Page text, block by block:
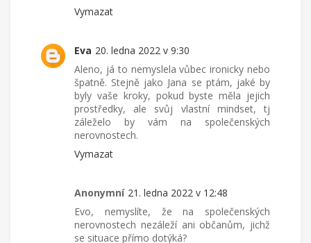
Vymazat
Eva 20. ledna 2022 v 9:30
Aleno, já to nemyslela vůbec ironicky nebo
špatně. Stejně jako Jana se ptám, jaké by
byly vaše kroky, pokud byste měla jejich
prostředky, ale svůj vlastní mindset, tj
záleželo by vám na společenských
nerovnostech.
Vymazat
Anonymní 21. ledna 2022 v 12:48
Evo, nemyslíte, že na společenských
nerovnostech nezáleží ani občanům, jichž
se situace přímo dotýká?